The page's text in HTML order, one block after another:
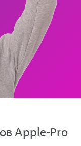
Apple-Pro